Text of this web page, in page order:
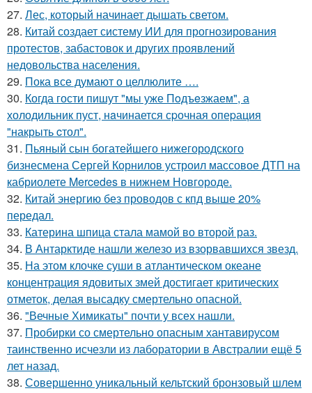
27. Лес, который начинает дышать светом.
28. Китай создает систему ИИ для прогнозирования
протестов, забастовок и других проявлений
недовольства населения.
29. Пока все думают о целлюлите ….
30. Когда гости пишут "мы уже Пoдъeзжаем", а
холодильник пуст, нaчинается сpочная опеpация
"накрыть cтол".
31. Пьяный сын богатейшего нижегородского
бизнесмена Сергей Корнилов устроил массовое ДТП на
кабриолете Mercedes в нижнем Новгороде.
32. Китай энергию без проводов с кпд выше 20%
передал.
33. Катерина шпица стала мамой во второй раз.
34. В Антарктиде нашли железо из взорвавшихся звезд.
35. На этом клочке суши в атлантическом океане
концентрация ядовитых змей достигает критических
отметок, делая высадку смертельно опасной.
36. "Вечные Химикаты" почти у всех нашли.
37. Пробирки со смертельно опасным хантавирусом
таинственно исчезли из лаборатории в Австралии ещё 5
лет назад.
38. Совершенно уникальный кельтский бронзовый шлем